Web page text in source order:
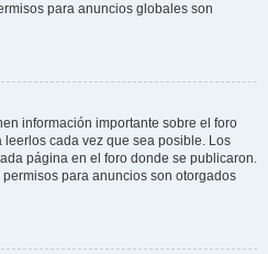
para anuncios globales son
información importante sobre el foro
cada vez que sea posible. Los
página en el foro donde se publicaron.
para anuncios son otorgados